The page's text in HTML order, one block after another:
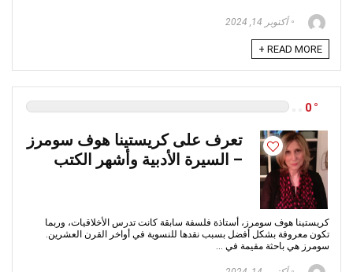
أكتوبر 14, 2024
READ MORE +
0
تعرف على كريستينا هوف سومرز
– السيرة الأدبية وأشهر الكتب
كريستينا هوف سومرز، أستاذة فلسفة سابقة كانت تدرس الأخلاقيات، وربما
تكون معروفة بشكل أفضل بسبب نقدها للنسوية في أواخر القرن العشرين.
سومرز هي باحثة مقيمة في ...